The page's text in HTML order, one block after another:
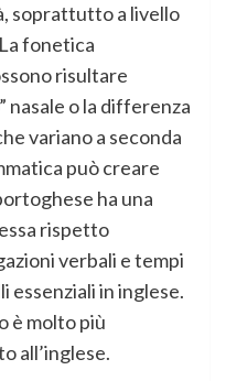
soprattutto a livello
fonetica
risultare
nasale o la differenza
variano a seconda
può creare
ha una
rispetto
verbali e tempi
essenziali in inglese.
è molto più
all’inglese.